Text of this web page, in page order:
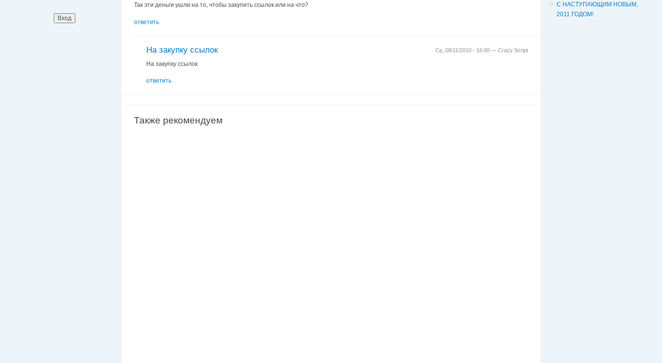
Так эти деньги ушли на то, чтобы закупить ссылок или на что?
ответить
Ср, 08/11/2010 - 16:00 — Crazy Script
На закупку ссылок
На закупку ссылок
ответить
Также рекомендуем
С НАСТУПАЮЩИМ НОВЫМ,
2011 ГОДОМ!